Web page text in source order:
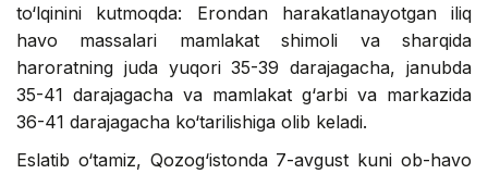
to‘lqinini kutmoqda: Erondan harakatlanayotgan iliq
havo massalari mamlakat shimoli va sharqida
haroratning juda yuqori 35-39 darajagacha, janubda
35-41 darajagacha va mamlakat g‘arbi va markazida
36-41 darajagacha ko‘tarilishiga olib keladi.
Eslatib o‘tamiz, Qozog‘istonda 7-avgust kuni ob-havo